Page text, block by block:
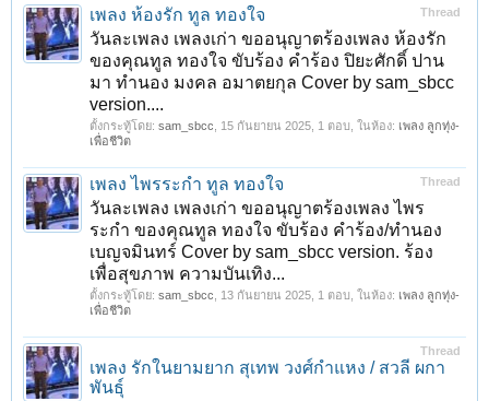
Thread
เพลง ห้องรัก ทูล ทองใจ
วันละเพลง เพลงเก่า ขออนุญาตร้องเพลง ห้องรัก
ของคุณทูล ทองใจ ขับร้อง คำร้อง ปิยะศักดิ์ ปาน
มา ทำนอง มงคล อมาตยกุล Cover by sam_sbcc
version....
ตั้งกระทู้โดย: sam_sbcc 15 กันยายน 2025 , 1 ตอบ, ในห้อง: เพลง ลูกทุ่ง-
เพื่อชีวิต
Thread
เพลง ไพรระกำ ทูล ทองใจ
วันละเพลง เพลงเก่า ขออนุญาตร้องเพลง ไพร
ระกำ ของคุณทูล ทองใจ ขับร้อง คำร้อง/ทำนอง
เบญจมินทร์ Cover by sam_sbcc version. ร้อง
เพื่อสุขภาพ ความบันเทิง...
ตั้งกระทู้โดย: sam_sbcc 13 กันยายน 2025 , 1 ตอบ, ในห้อง: เพลง ลูกทุ่ง-
เพื่อชีวิต
Thread
เพลง รักในยามยาก สุเทพ วงศ์กำแหง / สวลี ผกา
พันธุ์